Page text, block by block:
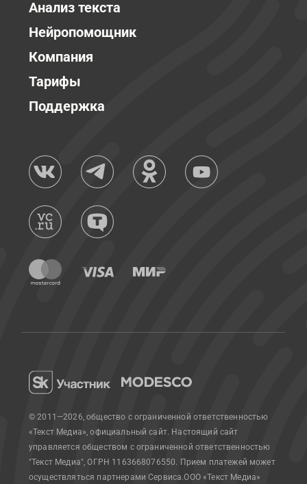
Анализ текста
Нейропомощник
Компания
Тарифы
Поддержка
© 2011—2026, общество с ограниченной ответственностью
«Текст Медиа», официальный сайт. Настоящий сайт
управляется обществом с ограниченной ответственностью
"Текст Медиа", ОГРН 1163668076550. Прием платежей может
осуществляться партнерами Сервиса.ООО «Текст Медиа»